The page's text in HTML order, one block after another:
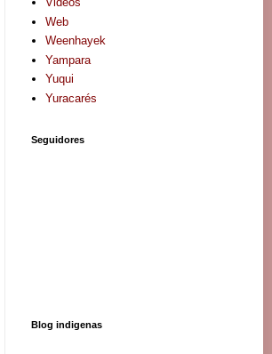
Web
Weenhayek
Yampara
Yuqui
Yuracarés
Seguidores
Blog indigenas